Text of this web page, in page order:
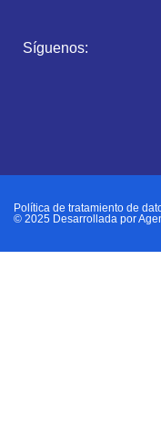
Síguenos:
Política de tratamiento de
© 2025 Desarrollada por